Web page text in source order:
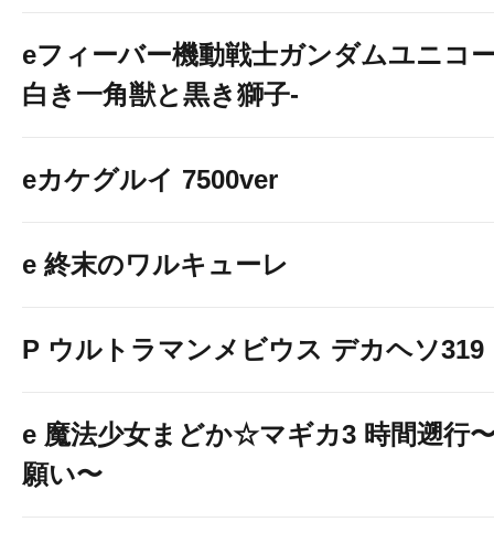
eフィーバー機動戦士ガンダムユニコ
白き一角獣と黒き獅子-
eカケグルイ 7500ver
e 終末のワルキューレ
P ウルトラマンメビウス デカヘソ319
e 魔法少女まどか☆マギカ3 時間遡行
願い〜